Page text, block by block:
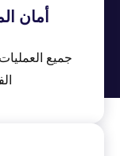
أمان
جميع